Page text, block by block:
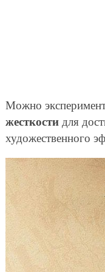
Можно
жесткостидля
художественного